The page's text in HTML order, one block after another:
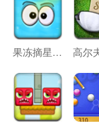
果冻摘星星2